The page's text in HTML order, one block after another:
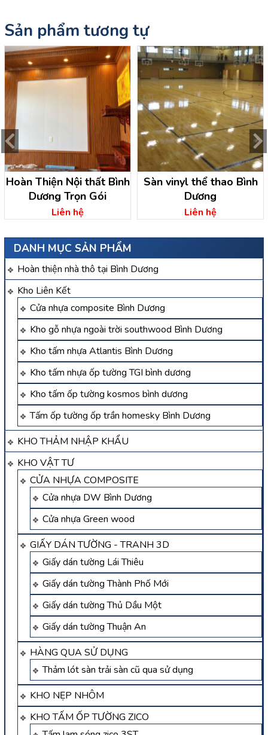
DANH MỤC SẢN PHẨM
Hoàn thiện nhà thô tại Bình Dương
Kho Liên Kết
Cửa nhựa composite Bình Dương
Kho gỗ nhựa ngoài trời southwood Bình Dương
Kho tấm nhựa Atlantis Bình Dương
Kho tấm nhựa ốp tường TGI bình dương
Kho tấm ốp tường kosmos bình dương
Tấm ốp tường ốp trần homesky Bình Dương
KHO THẢM NHẬP KHẨU
KHO VẬT TƯ
CỬA NHỰA COMPOSITE
Cửa nhựa DW Bình Dương
Cửa nhựa Green wood
GIẤY DÁN TƯỜNG - TRANH 3D
Giấy dán tường Lái Thiêu
Giấy dán tường Thành Phố Mới
Giấy dán tường Thủ Dầu Một
Giấy dán tường Thuận An
HÀNG QUA SỬ DỤNG
Thảm lót sàn trải sàn cũ qua sử dụng
KHO NẸP NHÔM
KHO TẤM ỐP TƯỜNG ZICO
Sản phẩm tương tự
Hoàn Thiện Nội thất Bình
Dương Trọn Gói
Liên hệ
Sàn vinyl thể thao Bình
Dương
Liên hệ